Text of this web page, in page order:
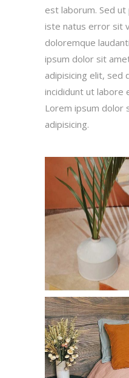
est laborum. Sed
iste natus error sit
doloremque
ipsum dolor sit
adipisicing elit, sed
incididunt ut labore
Lorem ipsum dolor
adipisicing.